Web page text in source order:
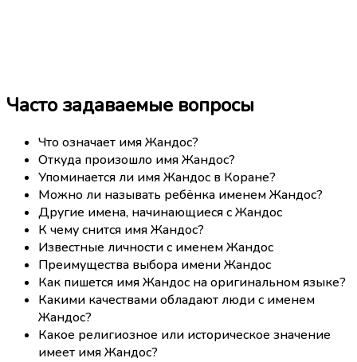
Часто задаваемые вопросы
Что означает имя Жандос?
Откуда произошло имя Жандос?
Упоминается ли имя Жандос в Коране?
Можно ли называть ребёнка именем Жандос?
Другие имена, начинающиеся с Жандос
К чему снится имя Жандос?
Известные личности с именем Жандос
Преимущества выбора имени Жандос
Как пишется имя Жандос на оригинальном языке?
Какими качествами обладают люди с именем
Жандос?
Какое религиозное или историческое значение
имеет имя Жандос?